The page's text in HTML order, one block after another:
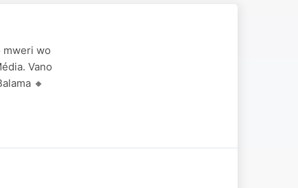
mweri wo
Vano
🔸